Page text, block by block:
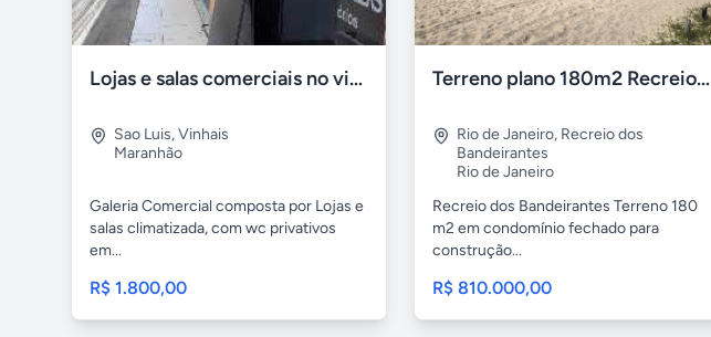
Lojas e salas comerciais no vinhais
Sao Luis,Vinhais
Maranhão
Galeria Comercial composta por Lojas e
salas climatizada, com wc privativos
em...
R$ 1.800,00
Terreno plano 180m2 Recreio dos Bandeirantes
Rio de Janeiro, Recreio dos
Bandeirantes
Rio de Janeiro
Recreio dos Bandeirantes Terreno 180
m2 em condomínio fechado para
construção...
R$ 810.000,00